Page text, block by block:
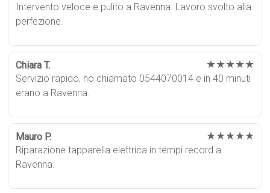
Intervento veloce e pulito a Ravenna. Lavoro svolto alla
perfezione.
Chiara T. ★★★★★
Servizio rapido, ho chiamato 0544070014 e in 40 minuti
erano a Ravenna.
Mauro P. ★★★★★
Riparazione tapparella elettrica in tempi record a
Ravenna.